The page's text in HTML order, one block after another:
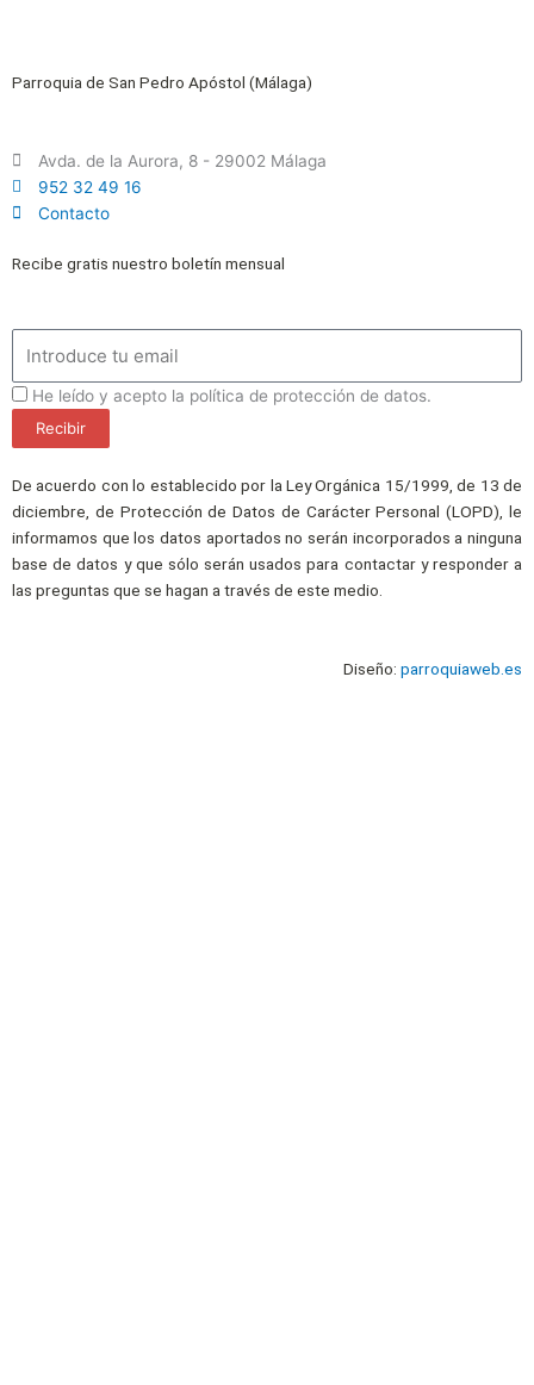
Parroquia de San Pedro Apóstol (Málaga)
Avda. de la Aurora, 8 - 29002 Málaga
952 32 49 16
Contacto
Recibe gratis nuestro boletín mensual
ProteccionDatos
He leído y acepto la política de protección de datos.
Recibir
De acuerdo con lo establecido por la Ley Orgánica 15/1999, de 13 de
diciembre, de Protección de Datos de Carácter Personal (LOPD), le
informamos que los datos aportados no serán incorporados a ninguna
base de datos y que sólo serán usados para contactar y responder a
las preguntas que se hagan a través de este medio.
Diseño: parroquiaweb.es